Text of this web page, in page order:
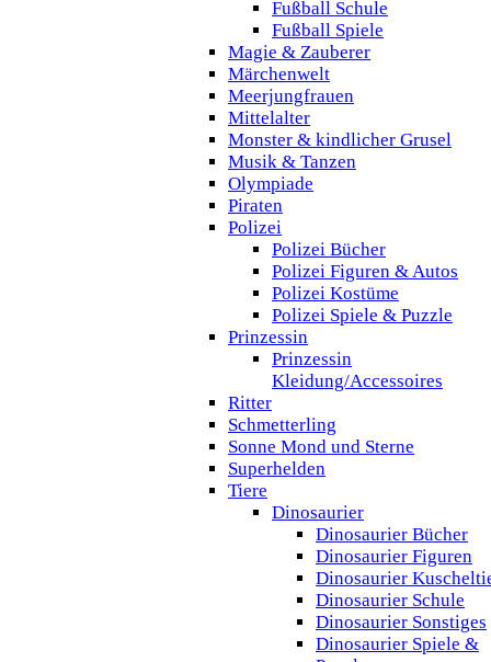
Fußball Schule
Fußball Spiele
Magie & Zauberer
Märchenwelt
Meerjungfrauen
Mittelalter
Monster & kindlicher Grusel
Musik & Tanzen
Olympiade
Piraten
Polizei
Polizei Bücher
Polizei Figuren & Autos
Polizei Kostüme
Polizei Spiele & Puzzle
Prinzessin
Prinzessin
Kleidung/Accessoires
Ritter
Schmetterling
Sonne Mond und Sterne
Superhelden
Tiere
Dinosaurier
Dinosaurier Bücher
Dinosaurier Figuren
Dinosaurier
Dinosaurier Schule
Dinosaurier Sonstiges
Dinosaurier Spiele &